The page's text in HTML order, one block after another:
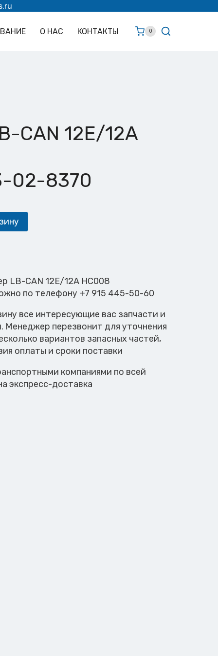
О НАС КОНТАКТЫ 0
CAN 12E/12A
02-8370
LB-CAN 12E/12A HC008
по телефону +7 915 445-50-60
все интересующие вас запчасти и
Менеджер перезвонит для уточнения
вариантов запасных частей,
оплаты и сроки поставки
компаниями по всей
экспресс-доставка